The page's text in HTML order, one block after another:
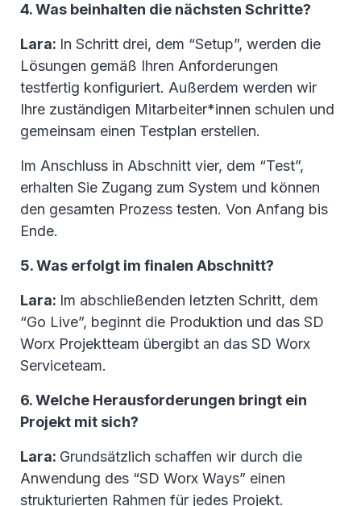
4. Was beinhalten die nächsten Schritte?
Lara: In Schritt drei, dem “Setup”, werden die
Lösungen gemäß Ihren Anforderungen
testfertig konfiguriert. Außerdem werden wir
Ihre zuständigen Mitarbeiter*innen schulen und
gemeinsam einen Testplan erstellen.
Im Anschluss in Abschnitt vier, dem “Test”,
erhalten Sie Zugang zum System und können
den gesamten Prozess testen. Von Anfang bis
Ende.
5. Was erfolgt im finalen Abschnitt?
Lara: Im abschließenden letzten Schritt, dem
“Go Live”, beginnt die Produktion und das SD
Worx Projektteam übergibt an das SD Worx
Serviceteam.
6. Welche Herausforderungen bringt ein
Projekt mit sich?
Lara: Grundsätzlich schaffen wir durch die
Anwendung des “SD Worx Ways” einen
strukturierten Rahmen für jedes Projekt.